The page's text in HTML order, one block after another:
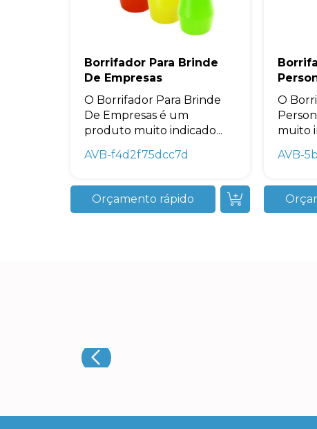
Borrifador Para Brinde
De Empresas
O Borrifador Para Brinde
De Empresas é um
produto muito indicado...
AVB-f4d2f75dcc7d
Orçamento rápido
O
muito
AVB-